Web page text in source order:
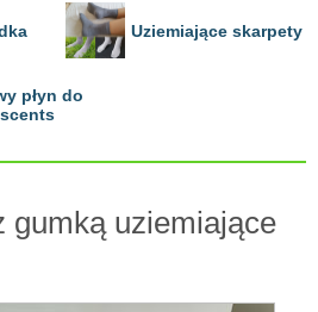
Uziemiające skarpety
płyn do
gumką uziemiające